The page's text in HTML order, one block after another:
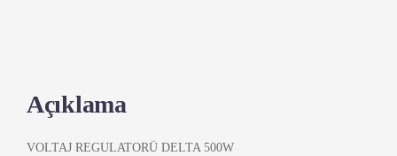
Açıklama
VOLTAJ REGULATORÜ DELTA 500W